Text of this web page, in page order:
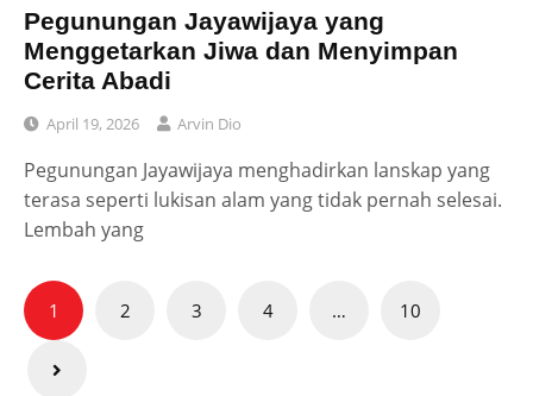
Pegunungan Jayawijaya yang
Menggetarkan Jiwa dan Menyimpan
Cerita Abadi
April 19, 2026 Arvin Dio
Pegunungan Jayawijaya menghadirkan lanskap yang
terasa seperti lukisan alam yang tidak pernah selesai.
Lembah yang
Posts
pagination
1 2 3 4 … 10